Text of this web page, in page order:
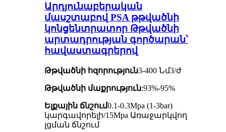
Արդյունաբերական
մասշտաբով PSA թթվածնի
կոնցենտրատոր Թթվածնի
արտադրության գործարան՝
հավաստագրերով
Թթվածնի հզորություն3-400 Նմ3/ժ
Թթվածնի մաքրություն:93%-95%
Ելքային ճնշում0.1-0.3Mpa (1-3bar)
կարգավորելի/15Mpa Առաջարկվող
լցման ճնշում